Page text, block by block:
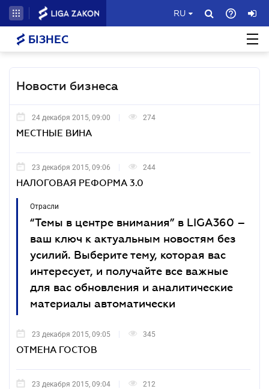
RU
БІЗНЕС
Новости бизнеса
24 декабря 2015, 09:00 274
МЕСТНЫЕ ВИНА
23 декабря 2015, 09:06 244
НАЛОГОВАЯ РЕФОРМА 3.0
Отрасли
“Темы в центре внимания” в LIGA360 –
ваш ключ к актуальным новостям без
усилий. Выберите тему, которая вас
интересует, и получайте все важные
для вас обновления и аналитические
материалы автоматически
23 декабря 2015, 09:05 345
ОТМЕНА ГОСТОВ
23 декабря 2015, 09:04 212